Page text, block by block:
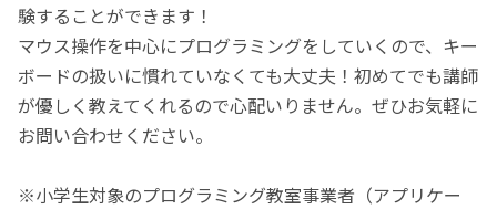
験することができます！
マウス操作を中心にプログラミングをしていくので、キー
ボードの扱いに慣れていなくても大丈夫！初めてでも講師
が優しく教えてくれるので心配いりません。ぜひお気軽に
お問い合わせください。
※小学生対象のプログラミング教室事業者（アプリケー